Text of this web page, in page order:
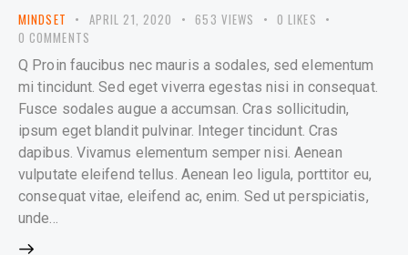
MINDSET APRIL 21, 2020 653 VIEWS 0 LIKES
0 COMMENTS
Q Proin faucibus nec mauris a sodales, sed elementum
mi tincidunt. Sed eget viverra egestas nisi in consequat.
Fusce sodales augue a accumsan. Cras sollicitudin,
ipsum eget blandit pulvinar. Integer tincidunt. Cras
dapibus. Vivamus elementum semper nisi. Aenean
vulputate eleifend tellus. Aenean leo ligula, porttitor eu,
consequat vitae, eleifend ac, enim. Sed ut perspiciatis,
unde…